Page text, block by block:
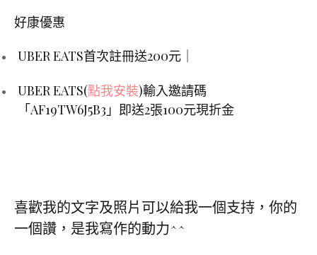
好康優惠
UBER EATS首次註冊送200元｜
UBER EATS(點我安裝)輸入邀請碼
「AF19TW6J5B3 」即送2張100元現折金
喜歡我的文字及照片可以給我一個支持，你的
一個讚，是我寫作的動力^^